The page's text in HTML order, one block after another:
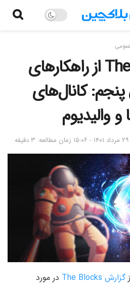
گزارش The Blocks از راهکارهای
کانال‌ها‌ی
والیدیوم
۲۹ مرداد ۱۴۰۱ - ۱۵:۰۶ زمان مطالعه: ۳ دقیقه
گزارش The Blocks
در مورد